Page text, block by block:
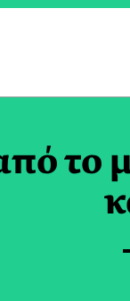
το